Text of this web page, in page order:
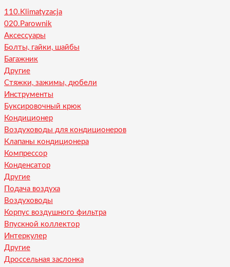
110.Klimatyzacja
020.Parownik
Аксессуары
Болты, гайки, шайбы
Багажник
Другие
Стяжки, зажимы, дюбели
Инструменты
Буксировочный крюк
Кондиционер
Воздуховоды для кондиционеров
Клапаны кондиционера
Компрессор
Конденсатор
Другие
Подача воздуха
Воздуховоды
Корпус воздушного фильтра
Впускной коллектор
Интеркулер
Другие
Дроссельная заслонка